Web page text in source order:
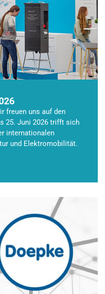
freuen uns auf den
25. Juni 2026 trifft sich
internationalen
und Elektromobilität.